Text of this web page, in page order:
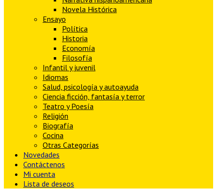
Novela Histórica
Ensayo
Política
Historia
Economía
Filosofía
Infantil y juvenil
Idiomas
Salud, psicología y autoayuda
Ciencia ficción, fantasía y terror
Teatro y Poesía
Religión
Biografía
Cocina
Otras Categorías
Novedades
Contáctenos
Mi cuenta
Lista de deseos